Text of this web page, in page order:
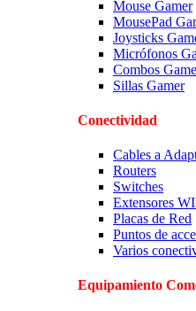
Mouse Gamer
MousePad
Joysticks
Micrófonos
Combos
Sillas Gamer
Conectividad
Cables a
Routers
Switches
Extensores
Placas de Red
Puntos de
Varios
Equipamiento